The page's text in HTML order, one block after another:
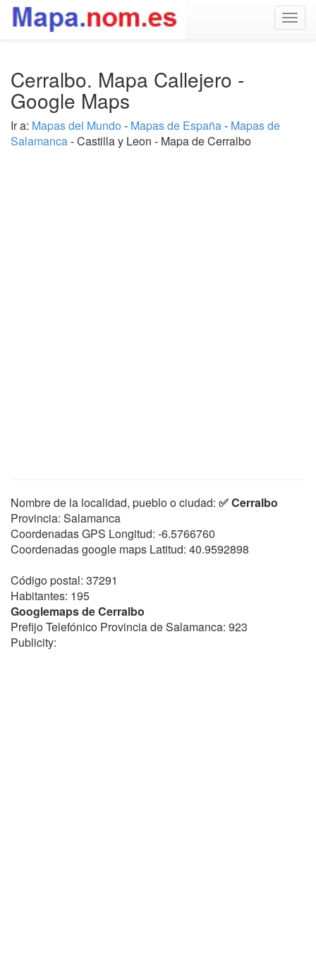
Cerralbo. Mapa Callejero -
Google Maps
Ir a: Mapas del Mundo - Mapas de España- Mapas de
Salamanca- Castilla y Leon - Mapa de Cerralbo
Nombre de la localidad, pueblo o ciudad: ✅ Cerralbo
Provincia: Salamanca
Coordenadas GPS Longitud: -6.5766760
Coordenadas google maps Latitud: 40.9592898
Código postal: 37291
Habitantes: 195
Googlemaps de Cerralbo
Prefijo Telefónico Provincia de Salamanca: 923
Publicity: